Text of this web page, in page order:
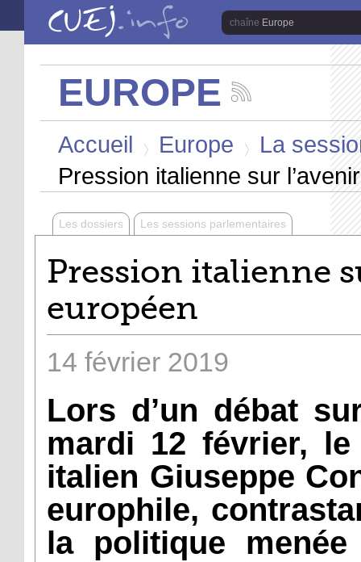
Aller au contenu principal
Europe
EUROPE
les
de
la
Europe
Accueil Europe
La
Pression italienne sur
Les dossiers Les sessions parlementaires
Pression italienne
européen
14 février 2019
Lors d’un débat
mardi 12 février,
italien Giuseppe
europhile,
la politique